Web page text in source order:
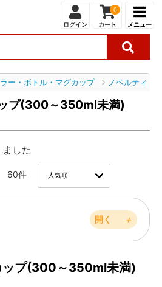
ログイン
0
カート メニュー
ー・ボトル・マグカップ ノベルティ マ
プ(300～350ml未満)
した
60件
開く ＋
ップ(300～350ml未満)